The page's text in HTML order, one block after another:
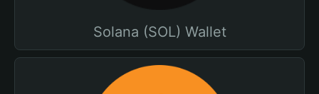
Solana (SOL) Wallet